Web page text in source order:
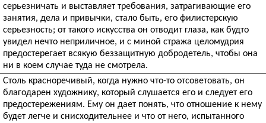
серьезничать и выставляет требования, затрагивающие его
занятия, дела и привычки, стало быть, его филистерскую
серьезность; от такого искусства он отводит глаза, как будто
увидел нечто неприличное, и с миной стража целомудрия
предостерегает всякую беззащитную добродетель, чтобы она
ни в коем случае туда не смотрела.
Столь красноречивый, когда нужно что-то отсоветовать, он
благодарен художнику, который слушается его и следует его
предостережениям. Ему он дает понять, что отношение к нему
будет легче и снисходительнее и что от него, испытанного